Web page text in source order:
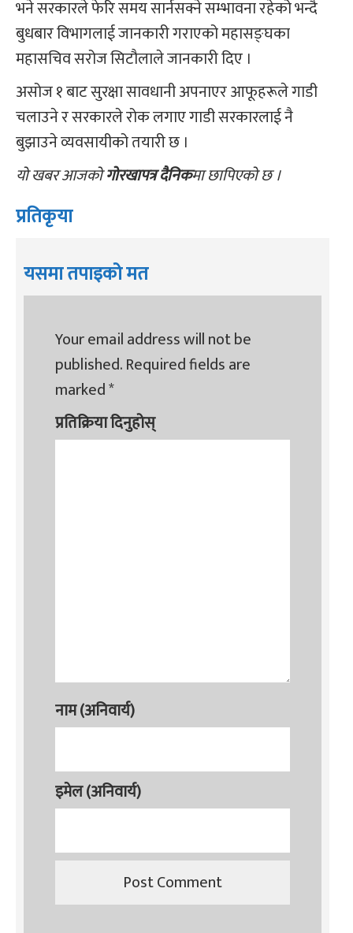
भने सरकारले फेरि समय सार्नसक्ने सम्भावना रहेको भन्दै
बुधबार विभागलाई जानकारी गराएको महासङ्घका
महासचिव सरोज सिटौलाले जानकारी दिए ।
असोज १ बाट सुरक्षा सावधानी अपनाएर आफूहरूले गाडी
चलाउने र सरकारले रोक लगाए गाडी सरकारलाई नै
बुझाउने व्यवसायीको तयारी छ ।
यो खबर आजकोगोरखापत्र दैनिकमा छापिएको छ ।
प्रतिकृया
यसमा तपाइको मत
Your email address will not be
published.Required fields are
marked*
प्रतिक्रिया दिनुहोस्
नाम (अनिवार्य)
इमेल (अनिवार्य)